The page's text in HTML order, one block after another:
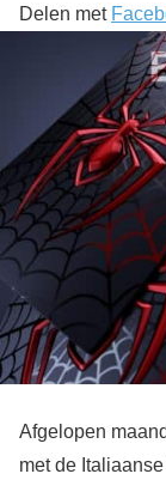
Delen met
Afgelopen
met de